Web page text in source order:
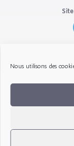
Nous utilisons des